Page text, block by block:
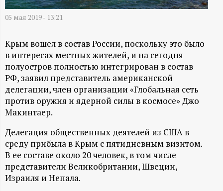
Д
Н
-
и
н
ф
о
05 мая 2019 - 13:21
Крым вошел в состав России, поскольку это было
в интересах местных жителей, и на сегодня
полуостров полностью интегрирован в состав
РФ, заявил представитель американской
делегации, член организации «Глобальная сеть
против оружия и ядерной силы в космосе» Джо
Макинтаер.
Делегация общественных деятелей из США в
среду прибыла в Крым с пятидневным визитом.
В ее составе около 20 человек, в том числе
представители Великобритании, Швеции,
Израиля и Непала.